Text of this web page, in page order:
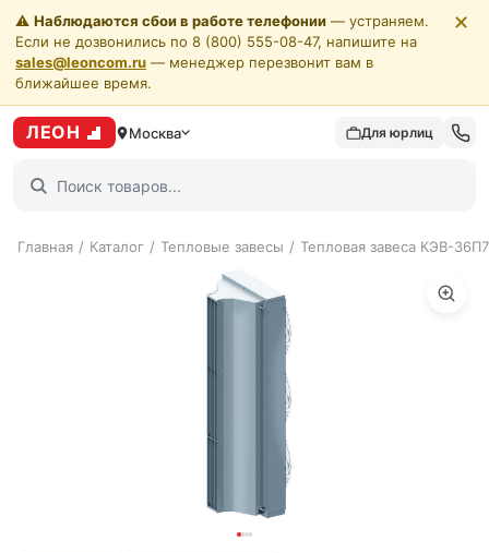
⚠️ Наблюдаются сбои в работе телефонии — устраняем.
Если не дозвонились по 8 (800) 555-08-47, напишите на
sales@leoncom.ru — менеджер перезвонит вам в
ближайшее время.
✕
ЛЕОН Москва Для юрлиц
Главная / Каталог / Тепловые завесы / Тепловая завеса КЭВ-